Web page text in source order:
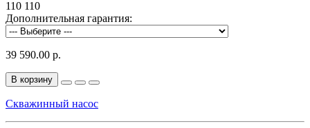
110 110
Дополнительная гарантия:
39 590.00 р.
В корзину
Скважинный насос